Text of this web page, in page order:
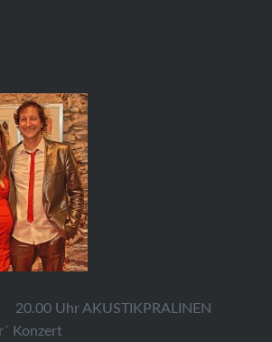
Uhr AKUSTIKPRALINEN
Konzert